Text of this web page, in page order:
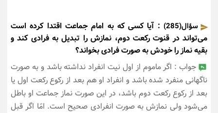
سؤال(285)
: آیا کسی که به امام جماعت اقتدا کرده است
می‌تواند در قنوت رکعت دوم، نمازش را تبدیل به فرادی کند و
بقیه نماز را خودش به صورت فرادی بخواند؟
جواب : اگر ماموم از اول نیت انفراد نداشته باشد و به صورت
ناگهانی منفرد شده باشد و انفراد او هم بعد از رکوع رکعت اول یا
بعد از رکوع رکعت دوم باشد، در این صورت نماز جماعت او باطل
می‌شود ولی نمازش به صورت انفرادی صحیح است. امّا اگر قبل